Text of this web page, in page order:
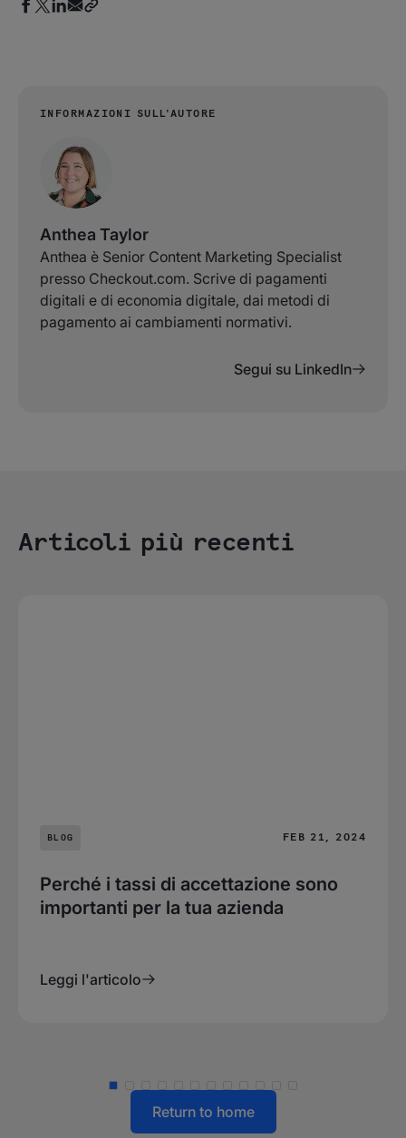
INFORMAZIONI SULL'AUTORE
Anthea Taylor
Anthea è Senior Content Marketing Specialist
presso Checkout.com. Scrive di pagamenti
digitali e di economia digitale, dai metodi di
pagamento ai cambiamenti normativi.
Segui su LinkedIn
Articoli più recenti
BLOG FEB 21, 2024
Perché i tassi di accettazione sono
importanti per la tua azienda
Leggi l'articolo
Return to home